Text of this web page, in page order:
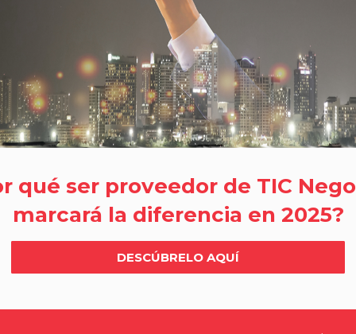
qué ser proveedor de TIC
marcará la diferencia en 2025?
DESCÚBRELO AQUÍ